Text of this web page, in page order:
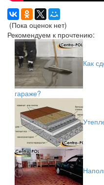
(Пока оценок нет)
Рекомендуем к прочтению:
Как
гараже?